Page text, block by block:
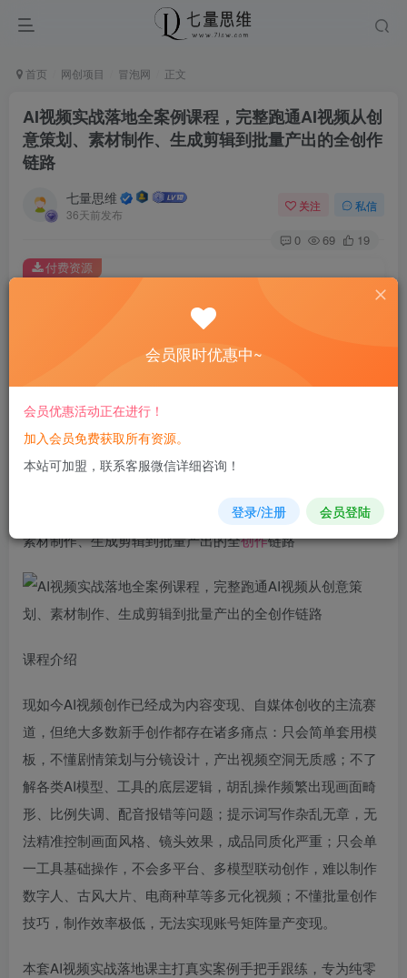
首页 网创项目 冒泡网 正文
AI视频实战落地全案例课程，完整跑通AI视频从创
意策划、素材制作、生成剪辑到批量产出的全创作
链路
七量思维
36天前发布
关注 私信
0 69 19
此内容为付费资源，请付费后查看
￥8.8
黄金会员免费 钻石会员免费
您当前未登录！建议登陆后购买，可保存购买订单
付费资源
实战落地全案例课程，完整跑通AI视频从创意策划、
素材制作、生成剪辑到批量产出的全创作链路
课程介绍
现如今AI视频创作已经成为内容变现、自媒体创收的主流赛
道，但绝大多数新手创作都存在诸多痛点：只会简单套用模
板，不懂剧情策划与分镜设计，产出视频空洞无质感；不了
解各类AI模型、工具的底层逻辑，胡乱操作频繁出现画面畸
形、比例失调、配音报错等问题；提示词写作杂乱无章，无
法精准控制画面风格、镜头效果，成品同质化严重；只会单
一工具基础操作，不会多平台、多模型联动创作，难以制作
数字人、古风大片、电商种草等多元化视频；不懂批量创作
技巧，制作效率极低，无法实现账号矩阵量产变现。
本套AI视频实战落地课主打真实案例手把手跟练，专为纯零
会员限时优惠中~
会员优惠活动正在进行！
加入会员免费获取所有资源。
本站可加盟，联系客服微信详细咨询！
登录/注册 会员登陆